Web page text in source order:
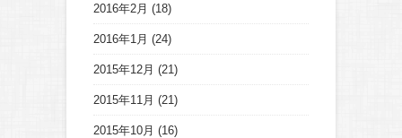
2016年2月 (18)
2016年1月 (24)
2015年12月 (21)
2015年11月 (21)
2015年10月 (16)